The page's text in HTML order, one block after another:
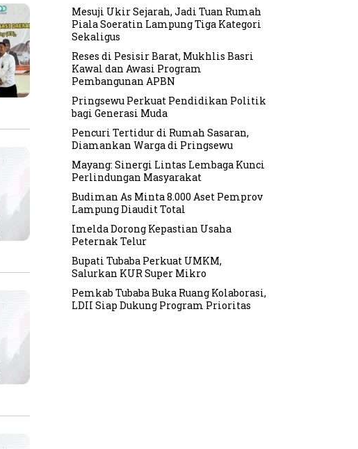
Mesuji Ukir Sejarah, Jadi Tuan Rumah
Piala Soeratin Lampung Tiga Kategori
Sekaligus
Reses di Pesisir Barat, Mukhlis Basri
Kawal dan Awasi Program
Pembangunan APBN
Pringsewu Perkuat Pendidikan Politik
bagi Generasi Muda
Pencuri Tertidur di Rumah Sasaran,
Diamankan Warga di Pringsewu
Mayang: Sinergi Lintas Lembaga Kunci
Perlindungan Masyarakat
Budiman As Minta 8.000 Aset Pemprov
Lampung Diaudit Total
Imelda Dorong Kepastian Usaha
Peternak Telur
Bupati Tubaba Perkuat UMKM,
Salurkan KUR Super Mikro
Pemkab Tubaba Buka Ruang Kolaborasi,
LDII Siap Dukung Program Prioritas